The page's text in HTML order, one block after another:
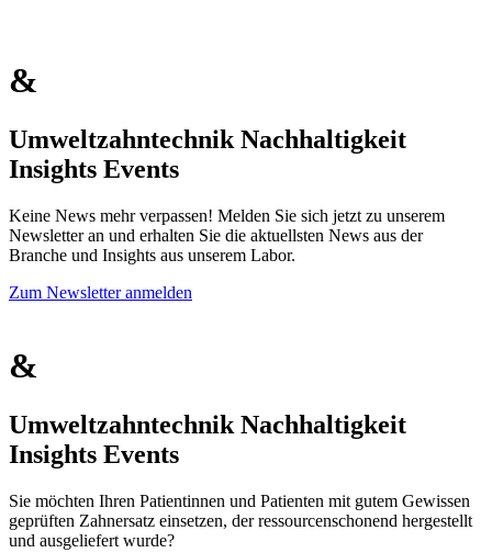
&
Umweltzahntechnik Nachhaltigkeit
Insights Events
Keine News mehr verpassen! Melden Sie sich jetzt zu unserem
Newsletter an und erhalten Sie die aktuellsten News aus der
Branche und Insights aus unserem Labor.
Zum Newsletter anmelden
&
Umweltzahntechnik Nachhaltigkeit
Insights Events
Sie möchten Ihren Patientinnen und Patienten mit gutem Gewissen
geprüften Zahnersatz einsetzen, der ressourcenschonend hergestellt
und ausgeliefert wurde?